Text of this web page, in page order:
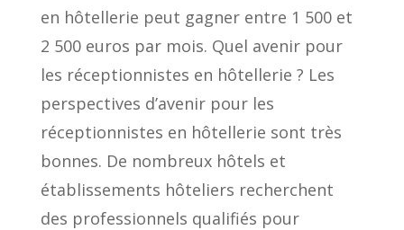
en hôtellerie peut gagner entre 1 500 et
2 500 euros par mois. Quel avenir pour
les réceptionnistes en hôtellerie ? Les
perspectives d’avenir pour les
réceptionnistes en hôtellerie sont très
bonnes. De nombreux hôtels et
établissements hôteliers recherchent
des professionnels qualifiés pour